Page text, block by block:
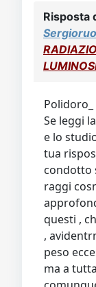
Risposta
Polidoro_
Se leggi
e lo
tua
condotto
raggi
questi ,
,
peso
ma a